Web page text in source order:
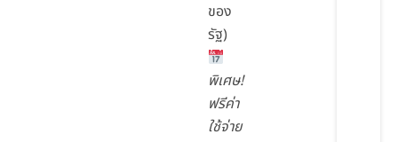
ของ
รัฐ)
พิเศษ!
ฟรีค่า
ใช้จ่าย